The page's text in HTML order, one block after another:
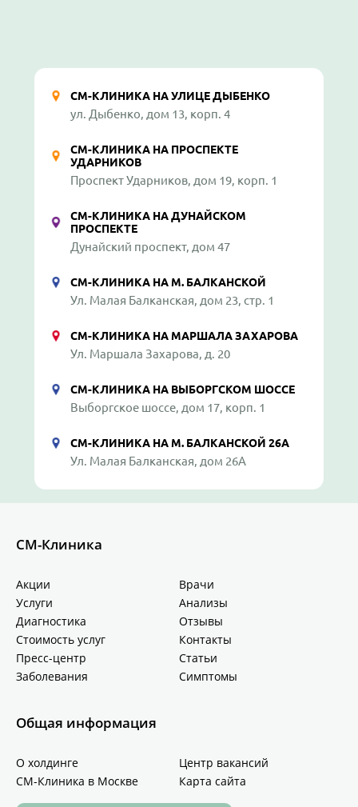
СМ-КЛИНИКА НА УЛИЦЕ ДЫБЕНКО
ул. Дыбенко, дом 13, корп. 4
СМ-КЛИНИКА НА ПРОСПЕКТЕ
УДАРНИКОВ
Проспект Ударников, дом 19, корп. 1
СМ-КЛИНИКА НА ДУНАЙСКОМ
ПРОСПЕКТЕ
Дунайский проспект, дом 47
СМ-КЛИНИКА НА М. БАЛКАНСКОЙ
Ул. Малая Балканская, дом 23, стр. 1
СМ-КЛИНИКА НА МАРШАЛА ЗАХАРОВА
Ул. Маршала Захарова, д. 20
СМ-КЛИНИКА НА ВЫБОРГСКОМ ШОССЕ
Выборгское шоссе, дом 17, корп. 1
СМ-КЛИНИКА НА М. БАЛКАНСКОЙ 26А
Ул. Малая Балканская, дом 26А
СМ-Клиника
Акции
Врачи
Услуги
Анализы
Диагностика
Отзывы
Стоимость услуг
Контакты
Пресс-центр
Статьи
Заболевания
Симптомы
Общая информация
О холдинге
Центр вакансий
СМ-Клиника в Москве
Карта сайта